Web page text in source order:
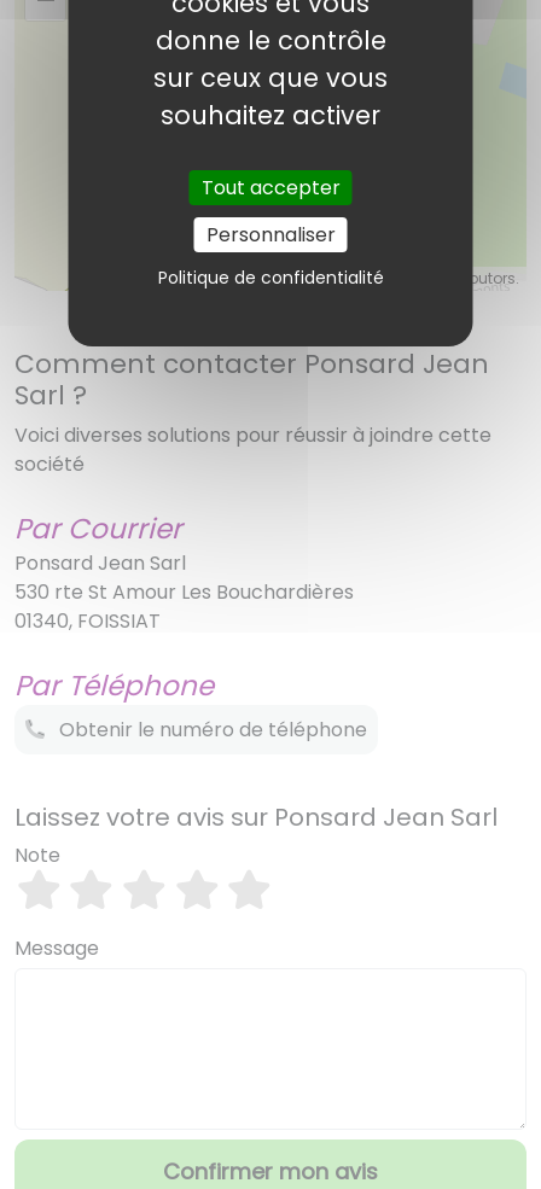
donne le contrôle
sur ceux que vous
souhaitez activer
Tout accepter
Personnaliser
Politique de confidentialité
Ponsard Jean Sarl
©OpenStreetMap contributors.
Comment contacter Ponsard Jean
Sarl ?
Voici diverses solutions pour réussir à joindre cette
société
Par Courrier
Ponsard Jean Sarl
530 rte St Amour Les Bouchardières
01340, FOISSIAT
Par Téléphone
Obtenir le numéro de téléphone
Laissez votre avis sur Ponsard Jean Sarl
Note
Message
Confirmer mon avis